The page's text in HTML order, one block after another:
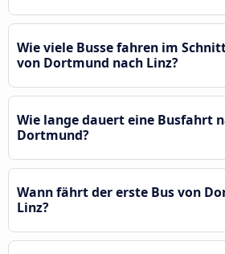
Wie viele Busse fahren im
von Dortmund nach Linz?
Wie lange dauert eine Busfahrt
Dortmund?
Wann fährt der erste Bus von
Linz?